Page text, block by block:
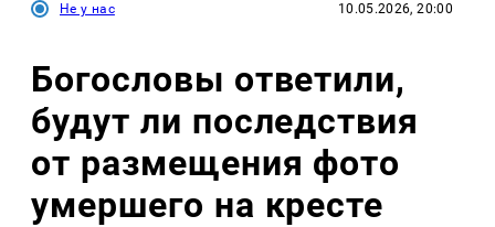
Не у нас 10.05.2026, 20:00
Богословы ответили,
будут ли последствия
от размещения фото
умершего на кресте